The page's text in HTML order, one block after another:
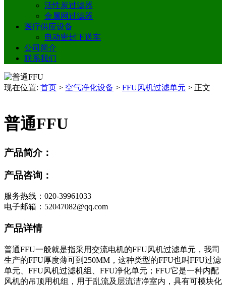
活性炭过滤器
金属网过滤器
医疗供应设备
电动密封下送车
公司简介
联系我们
现在位置: 首页 > 空气净化设备 > FFU风机过滤单元 > 正文
普通FFU
产品简介：
产品咨询：
服务热线：020-39961033
电子邮箱：52047082@qq.com
产品详情
普通FFU一般就是指采用交流电机的FFU风机过滤单元，我司
生产的FFU厚度薄可到250MM，这种类型的FFU也叫FFU过滤
单元、FFU风机过滤机组、FFU净化单元；FFU它是一种内配
风机的吊顶用机组，用于乱流及层流洁净室内，具有可模块化